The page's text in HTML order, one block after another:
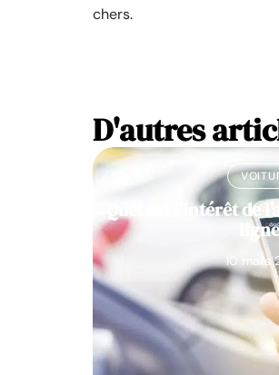
chers.
D'autres
Quel est l’intérêt de
10 mars